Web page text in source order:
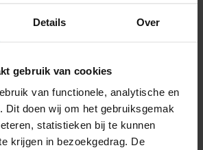
Details Over
gebruik van cookies
van functionele, analytische en
Dit doen wij om het gebruiksgemak
statistieken bij te kunnen
krijgen in bezoekgedrag. De
2026